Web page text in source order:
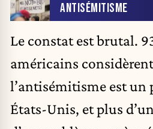
ANTISÉMITISME
Le constat est brutal.
américains
l’antisémitisme est un
États-Unis, et plus